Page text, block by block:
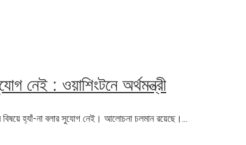
নেই : ওয়াশিংটনে অর্থমন্ত্রী
হ্যাঁ-না বলার সুযোগ নেই। আলোচনা চলমান রয়েছে।...